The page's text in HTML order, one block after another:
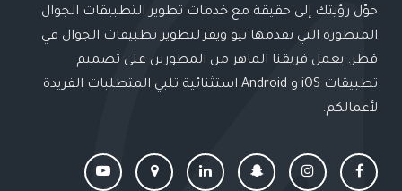
حوّل رؤيتك إلى حقيقة مع خدمات تطوير التطبيقات الجوال
المتطورة التي تقدمها نيو ويفز لتطوير تطبيقات الجوال في
قطر. يعمل فريقنا الماهر من المطورين على تصميم
تطبيقات iOS و Android استثنائية تلبي المتطلبات الفريدة
لأعمالكم.